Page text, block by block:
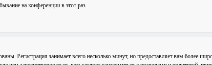
на конференции в этот раз
Регистрация занимает всего несколько минут, но предоставляет вам более